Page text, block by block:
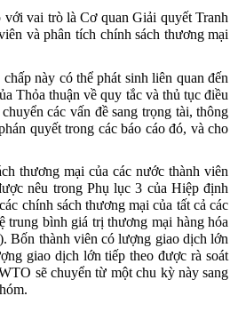
với vai trò là Cơ quan Giải quyếtTranh
và phân tích chính sách thương mại
chấp này có thể phát sinh liên quan đến
Thỏa thuận về quy tắc và thủ tục điều
chuyển các vấn đềsang trọng tài,thông
quyết trong các báo cáo đó, và cho
thương mại của các nước thành viên
nêu trong Phụ lục 3 của Hiệp định
các chính sách thương mại của tất cả các
trung bình giá trị thương mại hàng hóa
).Bốn thành viên có lượng giao dịch lớn
giao dịch lớn tiếp theo được rà soát
sẽ chuyển từ mộtchu kỳ nàysang
.